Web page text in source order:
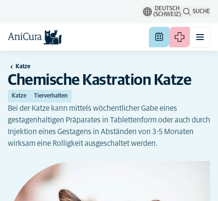
DEUTSCH
(SCHWEIZ)
SUCHE
Katze
Chemische Kastration Katze
Katze Tierverhalten
Bei der Katze kann mittels wöchentlicher Gabe eines
gestagenhaltigen Präparates in Tablettenform oder auch durch
Injektion eines Gestagens in Abständen von 3-5 Monaten
wirksam eine Rolligkeit ausgeschaltet werden.